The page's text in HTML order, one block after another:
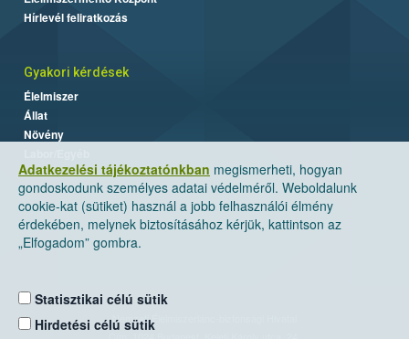
Adatkezelési tájékoztatónkban megismerheti, hogyan
gondoskodunk személyes adatai védelméről. Weboldalunk
cookie-kat (sütiket) használ a jobb felhasználói élmény
érdekében, melynek biztosításához kérjük, kattintson az
„Elfogadom” gombra.
Statisztikai célú sütik
Hirdetési célú sütik
Hírlevél feliratkozás
Gyakori kérdések
Élelmiszer
Állat
Növény
Nemzeti Élelmiszerlánc-biztonsági Hivatal